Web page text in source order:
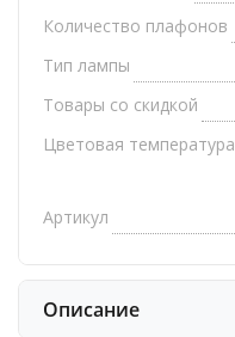
Количество плафонов
Тип лампы
Товары со скидкой
Цветовая температура
Артикул
Описание